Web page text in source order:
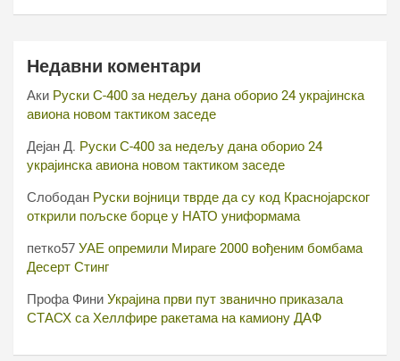
Недавни коментари
Аки Руски С-400 за недељу дана оборио 24 украјинска
авиона новом тактиком заседе
Дејан Д. Руски С-400 за недељу дана оборио 24
украјинска авиона новом тактиком заседе
Слободан Руски војници тврде да су код Краснојарског
открили пољске борце у НАТО униформама
петко57 УАЕ опремили Мираге 2000 вођеним бомбама
Десерт Стинг
Профа Фини Украјина први пут званично приказала
СТАСХ са Хеллфире ракетама на камиону ДАФ